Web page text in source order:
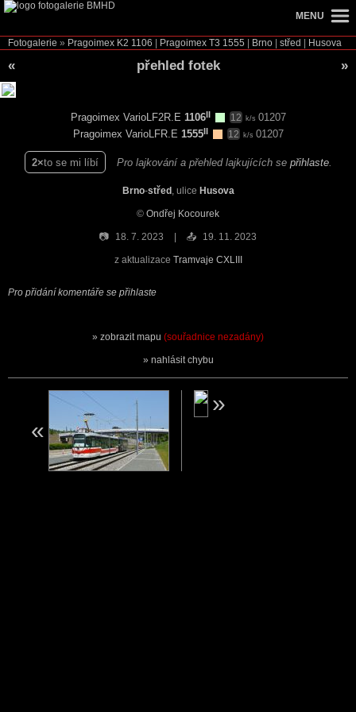
Fotogalerie » Pragoimex K2 1106 Pragoimex T3 1555 Brno střed Husova
« přehled fotek »
Pragoimex VarioLF2R.E 1106II 12 k/s 01207
Pragoimex VarioLFR.E 1555II 12 k/s 01207
2 to se mi líbí Pro lajkování a přehled lajkujících se přihlaste.
Brno-střed , ulice Husova
© Ondřej Kocourek
📷 18. 7. 2023 📤 19. 11. 2023
z aktualizace Tramvaje CXLIII
Pro přidání komentáře se přihlaste
zobrazit mapu (souřadnice nezadány)
nahlásit chybu
MENU